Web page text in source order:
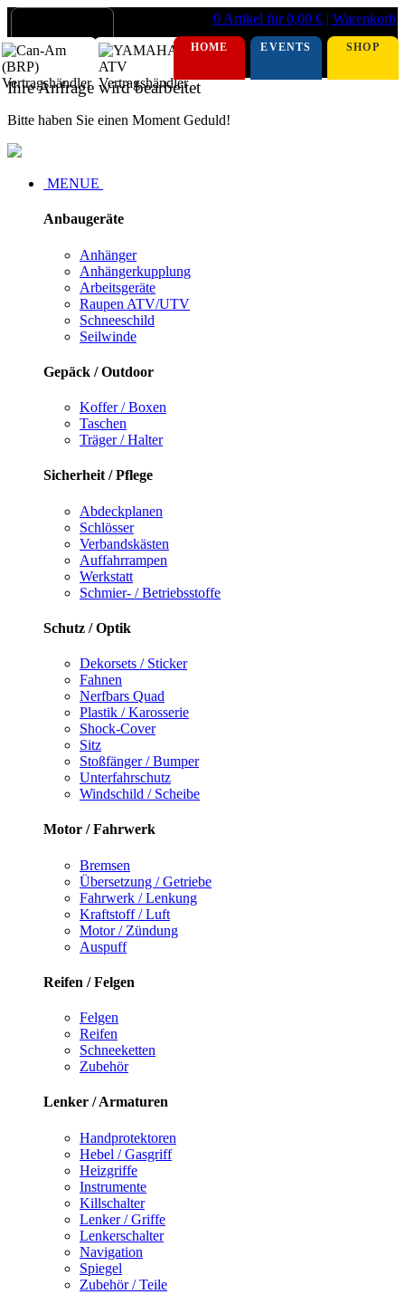
0 Artikel für 0,00 € | Warenkorb
HOME EVENTS SHOP
Ihre Anfrage wird bearbeitet
Bitte haben Sie einen Moment Geduld!
MENUE
Anbaugeräte
Anhänger
Anhängerkupplung
Arbeitsgeräte
Raupen ATV/UTV
Schneeschild
Seilwinde
Gepäck / Outdoor
Koffer / Boxen
Taschen
Träger / Halter
Sicherheit / Pflege
Abdeckplanen
Schlösser
Verbandskästen
Auffahrrampen
Werkstatt
Schmier- / Betriebsstoffe
Schutz / Optik
Dekorsets / Sticker
Fahnen
Nerfbars Quad
Plastik / Karosserie
Shock-Cover
Sitz
Stoßfänger / Bumper
Unterfahrschutz
Windschild / Scheibe
Motor / Fahrwerk
Bremsen
Übersetzung / Getriebe
Fahrwerk / Lenkung
Kraftstoff / Luft
Motor / Zündung
Auspuff
Reifen / Felgen
Felgen
Reifen
Schneeketten
Zubehör
Lenker / Armaturen
Handprotektoren
Hebel / Gasgriff
Heizgriffe
Instrumente
Killschalter
Lenker / Griffe
Lenkerschalter
Navigation
Spiegel
Zubehör / Teile